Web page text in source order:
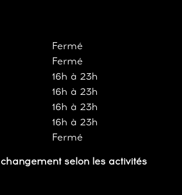
Fermé
Fermé
16h à 23h
16h à 23h
16h à 23h
16h à 23h
Fermé
selon les activités